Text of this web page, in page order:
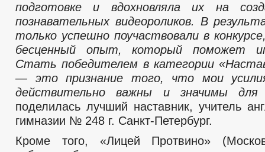
подготовке и вдохновляла их на
познавательных видеороликов. В
только успешно поучаствовали в
бесценный опыт, который поможет
Стать победителем в категории
— это признание того, что мои
действительно важны и значимы для
поделилась лучший наставник, учитель
гимназии № 248 г. Санкт-Петербург.
Кроме того, «Лицей Протвино»